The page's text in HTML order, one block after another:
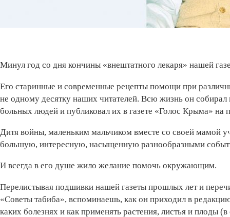
Минул год со дня кончины «внештатного лекаря» нашей
Его старинные и современные рецепты помощи при
не одному десятку наших читателей. Всю жизнь он
больных людей и публиковал их в газете «Голос Крыма» на
Дитя войны, маленьким мальчиком вместе со своей мамой
большую, интересную, насыщенную разнообразными
И всегда в его душе жило желание помочь окружающим.
Перелистывая подшивки нашей газеты прошлых лет и
«Советы табиба», вспоминаешь, как он приходил в
каких болезнях и как применять растения, листья и плоды